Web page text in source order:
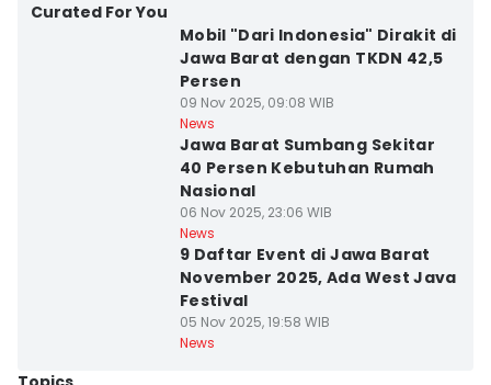
Curated For You
Mobil "Dari Indonesia" Dirakit di
Jawa Barat dengan TKDN 42,5
Persen
09 Nov 2025, 09:08 WIB
News
Jawa Barat Sumbang Sekitar
40 Persen Kebutuhan Rumah
Nasional
06 Nov 2025, 23:06 WIB
News
9 Daftar Event di Jawa Barat
November 2025, Ada West Java
Festival
05 Nov 2025, 19:58 WIB
News